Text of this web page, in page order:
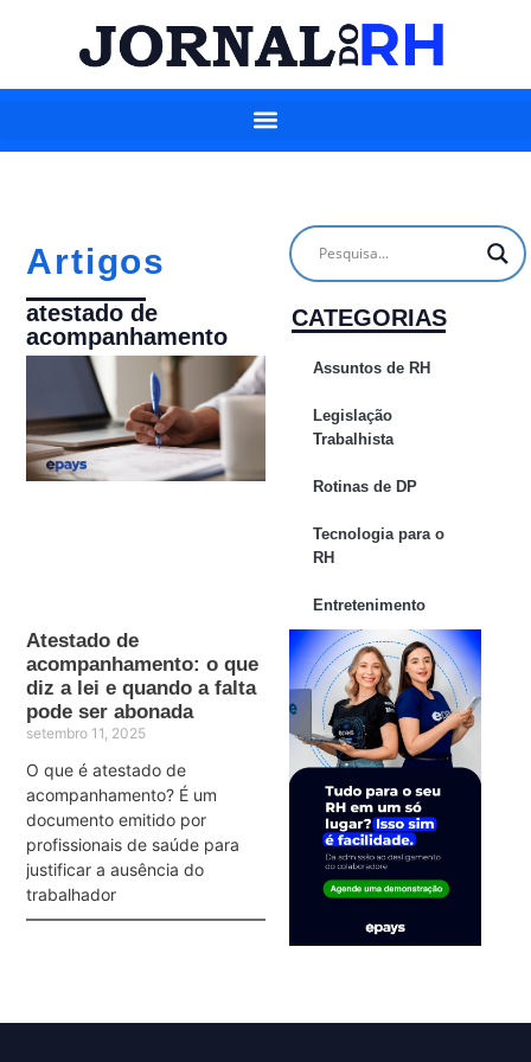
Artigos
atestado de
acompanhamento
Atestado de
acompanhamento: o que
diz a lei e quando a falta
pode ser abonada
setembro 11, 2025
O que é atestado de
acompanhamento? É um
documento emitido por
profissionais de saúde para
justificar a ausência do
trabalhador
CATEGORIAS
Assuntos de RH
Legislação
Trabalhista
Rotinas de DP
Tecnologia para o
RH
Entretenimento